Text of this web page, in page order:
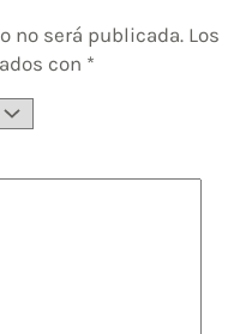
no será publicada. Los
con *